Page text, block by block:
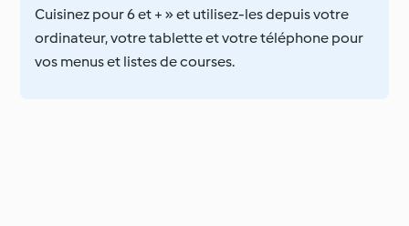
Cuisinez pour 6 et + » et utilisez-les depuis votre
ordinateur, votre tablette et votre téléphone pour
vos menus et listes de courses.